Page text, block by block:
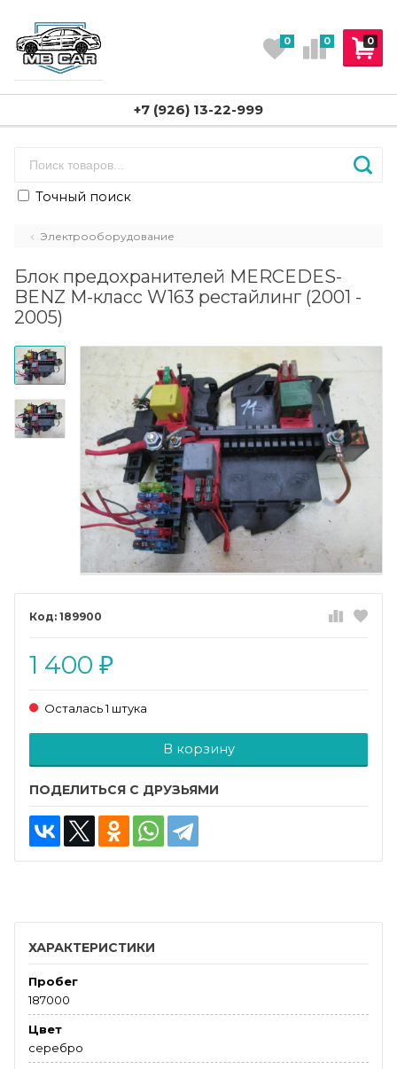
0
0 0
+7 (926) 13-22-999
Точный поиск
Электрооборудование
Блок предохранителей MERCEDES-
BENZ M-класс W163 рестайлинг (2001 -
2005)
189900
1 400 ₽
Осталась 1 штука
В корзину
ПОДЕЛИТЬСЯ С ДРУЗЬЯМИ
ХАРАКТЕРИСТИКИ
Пробег
187000
Цвет
серебро